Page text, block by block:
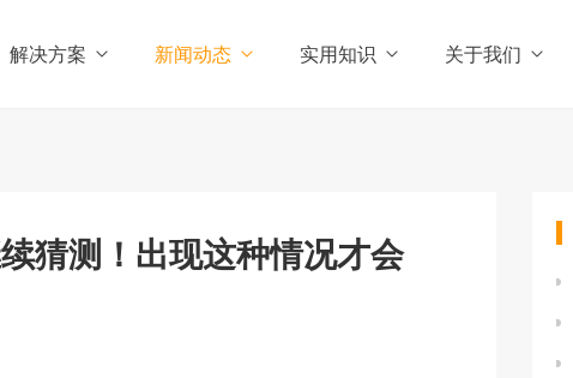
解决方案 新闻动态 实用知识 关于我们
猜测！出现这种情况才会